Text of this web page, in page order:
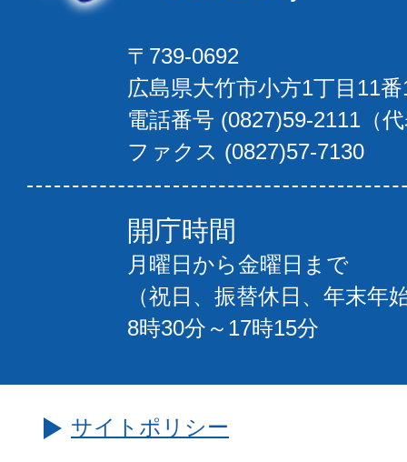
〒739-0692
広島県大竹市小方1丁目11
電話番号 (0827)59-2111（
ファクス (0827)57-7130
開庁時間
月曜日から金曜日まで
（祝日、振替休日、年末年
8時30分～17時15分
サイトポリシー